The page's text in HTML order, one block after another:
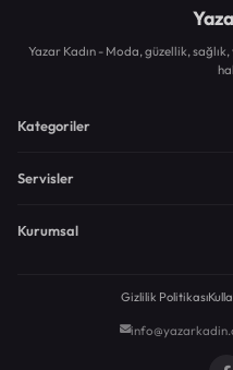
Yazar Kadın - Moda, güzellik,
Kategoriler
Servisler
Kurumsal
Gizlilik Politikası